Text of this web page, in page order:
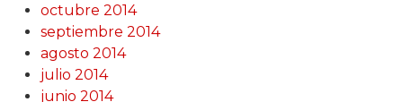
octubre 2014
septiembre 2014
agosto 2014
julio 2014
junio 2014